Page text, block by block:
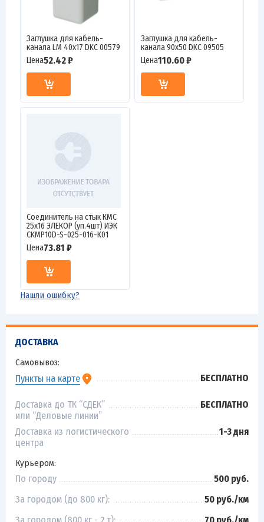
ДОСТАВКА
Самовывоз:
Пункты на карте БЕСПЛАТНО
Доставка до ТК “СДЕК”
или “Деловые линии”
БЕСПЛАТНО
Доставка из логистического
центра
1-3 дня
Курьером:
По городу
500 руб.
За городом (до 800 кг):
50 руб./км
Заглушка для кабель-
канала LM 40х17 DKC 00579
Цена52.42 ₽
Заглушка для кабель-
канала 90х50 DKC 09505
Цена110.60 ₽
Соединитель на стык КМС
25х16 ЭЛЕКОР (уп.4шт) ИЭК
CKMP10D-S-025-016-K01
Цена73.81 ₽
Нашли ошибку?